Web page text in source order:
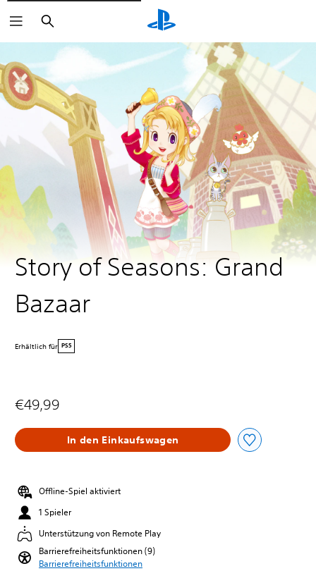
Suchen
Story of Seasons: Grand
Bazaar
Erhältlich für PS5
€49,99
In den Einkaufswagen
Offline-Spiel aktiviert
1 Spieler
Unterstützung von Remote Play
Barrierefreiheitsfunktionen (9)
Barrierefreiheitsfunktionen